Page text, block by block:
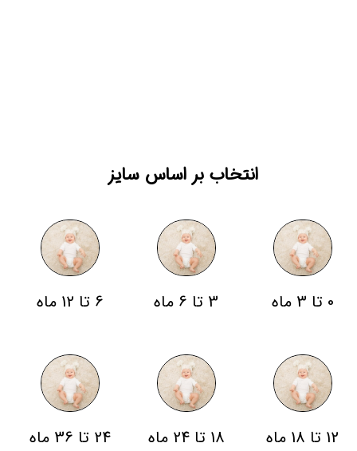
0 تا 3 ماه 3 تا 6 ماه 6 تا 12 ماه
12 تا 18 ماه 18 تا 24 ماه 24 تا 36 ماه
انتخاب بر اساس سایز